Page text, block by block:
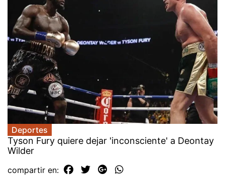
Deportes
Tyson Fury quiere dejar 'inconsciente' a Deontay
Wilder
compartir en: